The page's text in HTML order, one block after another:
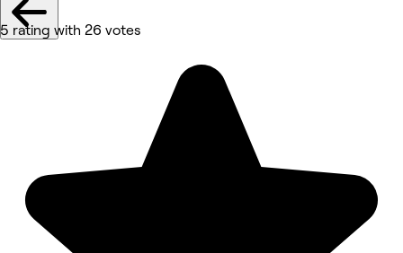
5 rating with 26 votes